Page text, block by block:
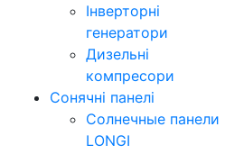
Інверторні
генератори
Дизельні
компресори
Сонячні панелі
Солнечные панели
LONGI